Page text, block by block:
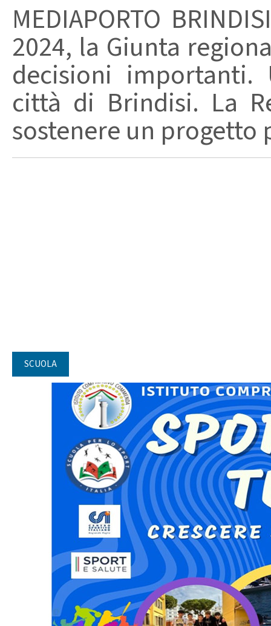
MEDIAPORTO
2024, la Giunta
decisioni
città di Brindisi. La
sostenere un progetto
SCUOLA